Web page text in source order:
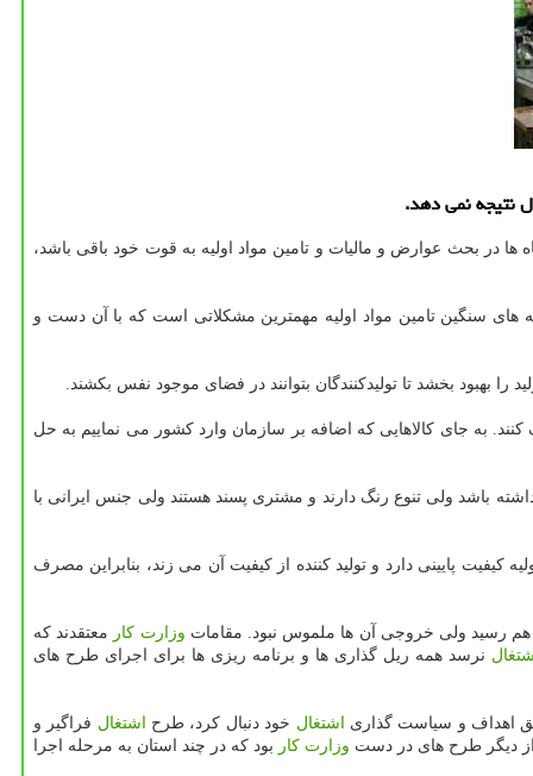
نتیجه نمی دهد.
معتقدم تا زمانی كه مشكلات بنگاه ها در بحث عوارض و مالیات و تامین مواد اولیه به قوت خود باقی باشد،
سنگین تامین مواد اولیه مهمترین مشكلاتی است كه با آن دست و
را بهبود بخشد تا تولیدكنندگان بتوانند در فضای موجود نفس بكشند.
به جای كالاهایی كه اضافه بر سازمان وارد كشور می نماییم به حل
باشد ولی تنوع رنگ دارند و مشتری پسند هستند ولی جنس ایرانی با
پایینی دارد و تولید كننده از كیفیت آن می زند، بنابراین مصرف
رسید ولی خروجی آن ها ملموس نبود. مقامات وزارت كار معتقدند كه
نرسد همه ریل گذاری ها و برنامه ریزی ها برای اجرای طرح های
اهداف و سیاست گذاری اشتغال خود دنبال كرد، طرح اشتغال فراگیر و
دیگر طرح های در دست وزارت كار بود كه در چند استان به مرحله اجرا